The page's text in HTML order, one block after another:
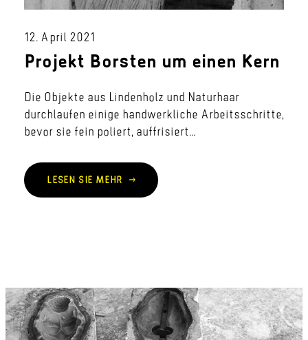
12. April 2021
Projekt Borsten um einen Kern
Die Objekte aus Lindenholz und Naturhaar
durchlaufen einige handwerkliche Arbeitsschritte,
bevor sie fein poliert, auffrisiert...
LESEN SIE MEHR